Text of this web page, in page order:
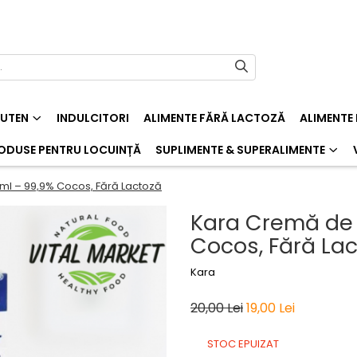
INDULCITORI ALIMENTE FĂRĂ LACTOZĂ
PENTRU LOCUINȚĂ SUPLIMENTE & SUPERALIMENTE
– 99,9% Cocos, Fără Lactoză
Kara Cremă
Cocos, Fără
Kara
20,00 Lei19,00 Lei
STOC EPUIZAT